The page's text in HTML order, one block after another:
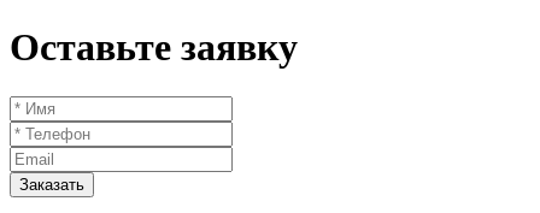
Оставьте заявку